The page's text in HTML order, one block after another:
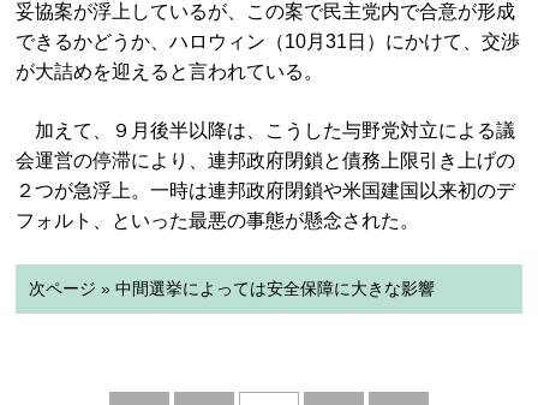
妥協案が浮上しているが、この案で民主党内で合意が形成
できるかどうか、ハロウィン（10月31日）にかけて、交渉
が大詰めを迎えると言われている。
加えて、９月後半以降は、こうした与野党対立による議
会運営の停滞により、連邦政府閉鎖と債務上限引き上げの
２つが急浮上。一時は連邦政府閉鎖や米国建国以来初のデ
フォルト、といった最悪の事態が懸念された。
次ページ » 中間選挙によっては安全保障に大きな影響